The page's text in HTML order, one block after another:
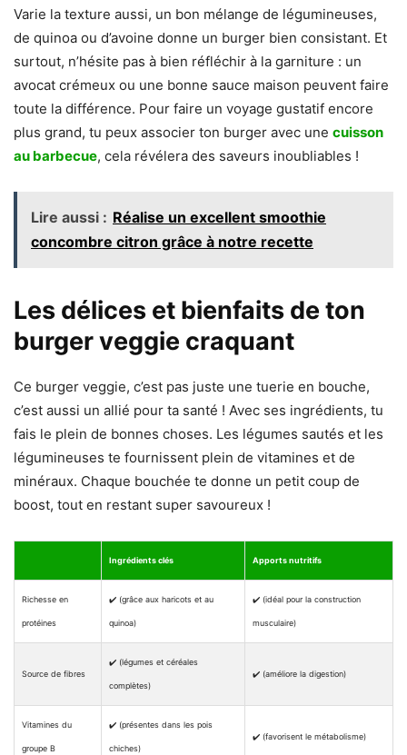
Varie la texture aussi, un bon mélange de légumineuses,
de quinoa ou d’avoine donne un burger bien consistant. Et
surtout, n’hésite pas à bien réfléchir à la garniture : un
avocat crémeux ou une bonne sauce maison peuvent faire
toute la différence. Pour faire un voyage gustatif encore
plus grand, tu peux associer ton burger avec une cuisson
au barbecue, cela révélera des saveurs inoubliables !
Lire aussi : Réalise un excellent smoothie
concombre citron grâce à notre recette
Les délices et bienfaits de ton
burger veggie craquant
Ce burger veggie, c’est pas juste une tuerie en bouche,
c’est aussi un allié pour ta santé ! Avec ses ingrédients, tu
fais le plein de bonnes choses. Les légumes sautés et les
légumineuses te fournissent plein de vitamines et de
minéraux. Chaque bouchée te donne un petit coup de
boost, tout en restant super savoureux !
Ingrédients clés Apports nutritifs
Richesse en
protéines
✔️ (grâce aux haricots et au
quinoa)
✔️ (idéal pour la construction
musculaire)
Source de fibres
✔️ (légumes et céréales
complètes)
✔️ (améliore la digestion)
Vitamines du
groupe B
✔️ (présentes dans les pois
chiches)
✔️ (favorisent le métabolisme)